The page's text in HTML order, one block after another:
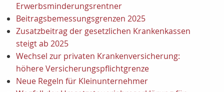
Erwerbsminderungsrentner
Beitragsbemessungsgrenzen 2025
Zusatzbeitrag der gesetzlichen Krankenkassen
steigt ab 2025
Wechsel zur privaten Krankenversicherung:
höhere Versicherungspflichtgrenze
Neue Regeln für Kleinunternehmer